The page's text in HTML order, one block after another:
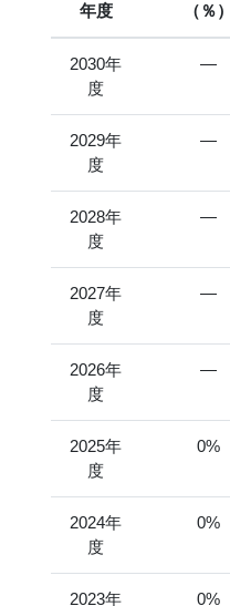
年度
（％）
2030年
度
―
2029年
度
―
2028年
度
―
2027年
度
―
2026年
度
―
2025年
度
0%
2024年
度
0%
2023年 0%